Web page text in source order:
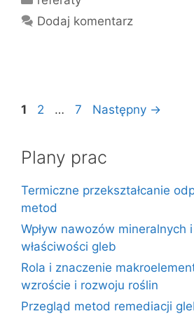
Dodaj komentarz
Strona
1 Strona
2 … Strona
7 Następny →
Plany prac
Termiczne przekształcanie
metod
Wpływ nawozów mineralnych
właściwości gleb
Rola i znaczenie
wzroście i rozwoju roślin
Przegląd metod remediacji